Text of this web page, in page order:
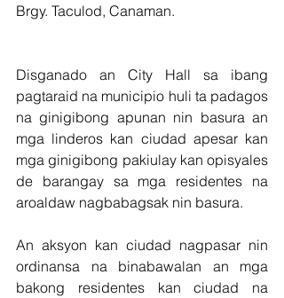
Brgy. Taculod, Canaman.
Disganado an City Hall sa ibang
pagtaraid na municipio huli ta padagos
na ginigibong apunan nin basura an
mga linderos kan ciudad apesar kan
mga ginigibong pakiulay kan opisyales
de barangay sa mga residentes na
aroaldaw nagbabagsak nin basura.
An aksyon kan ciudad nagpasar nin
ordinansa na binabawalan an mga
bakong residentes kan ciudad na